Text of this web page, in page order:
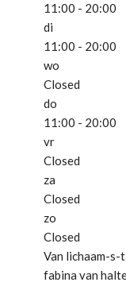
11:00 - 20:00
di
11:00 - 20:00
wo
Closed
do
11:00 - 20:00
vr
Closed
za
Closed
zo
Closed
Van lichaam-
fabina van